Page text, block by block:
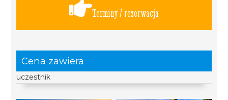
Terminy / rezerwacja
Cena zawiera
uczestnik